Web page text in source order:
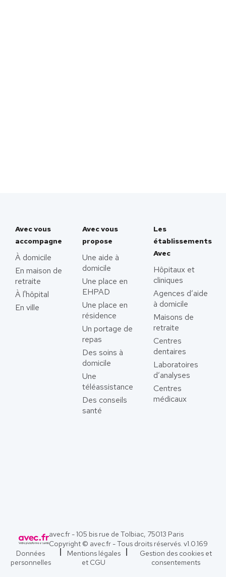
Avec vous
accompagne
À domicile
En maison de
retraite
À l'hôpital
En ville
Avec vous
propose
Une aide à
domicile
Une place en
EHPAD
Une place en
résidence
Un portage de
repas
Des soins à
domicile
Une
téléassistance
Des conseils
santé
Les
établissements
Avec
Hôpitaux et
cliniques
Agences d’aide
à domicile
Maisons de
retraite
Centres
dentaires
Laboratoires
d’analyses
Centres
médicaux
avec.fr - 105 bis rue de Tolbiac, 75013 Paris
Copyright © avec.fr - Tous droits réservés. v1.0.169
Données
personnelles
Mentions légales
et CGU
Gestion des cookies et
consentements